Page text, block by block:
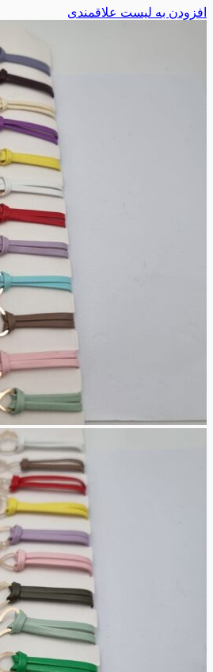
افزودن به لیست علاقمندی